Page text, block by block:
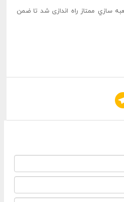
سازي ممتاز راه اندازی شد تا ضمن